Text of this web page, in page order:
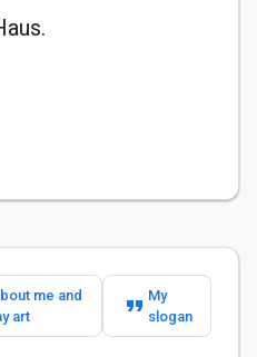
me and
art
format_quote My
slogan